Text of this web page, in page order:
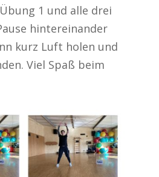
1 und alle drei
hintereinander
kurz Luft holen und
Viel Spaß beim